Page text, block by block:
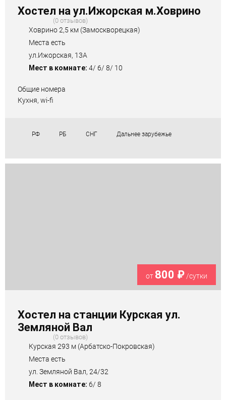
Хостел на ул.Ижорская м.Ховрино
0 отзывов
Ховрино 2,5 км (Замоскворецкая)
Места есть
ул.Ижорская, 13А
Мест в комнате: 4/ 6/ 8/ 10
Общие номера
Кухня, wi-fi
РФ РБ СНГ Дальнее зарубежье
от 800 ₽/сутки
Хостел на станции Курская ул.
Земляной Вал
0 отзывов
Курская 293 м (Арбатско-Покровская)
Места есть
ул. Земляной Вал, 24/32
Мест в комнате: 6/ 8